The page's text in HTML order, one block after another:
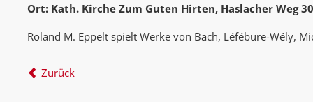
Ort: Kath. Kirche Zum Guten Hirten, Haslacher Weg
Roland M. Eppelt spielt Werke von Bach, Léfébure-Wély,
Zurück